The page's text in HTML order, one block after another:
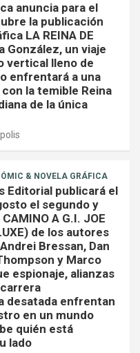
anuncia para el
la publicación
LA REINA DE
González, un viaje
vertical lleno de
enfrentará a una
la temible Reina
de la única
& NOVELA GRÁFICA
Editorial publicará el
el segundo y
A G.I. JOE
de los autores
Bressan, Dan
y Marco
espionaje, alianzas
desatada enfrentan
en un mundo
quién está
lado